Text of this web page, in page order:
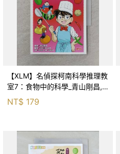
【XLM】名偵探柯南科學推理教
室7：食物中的科學_青山剛昌,
NT$ 179